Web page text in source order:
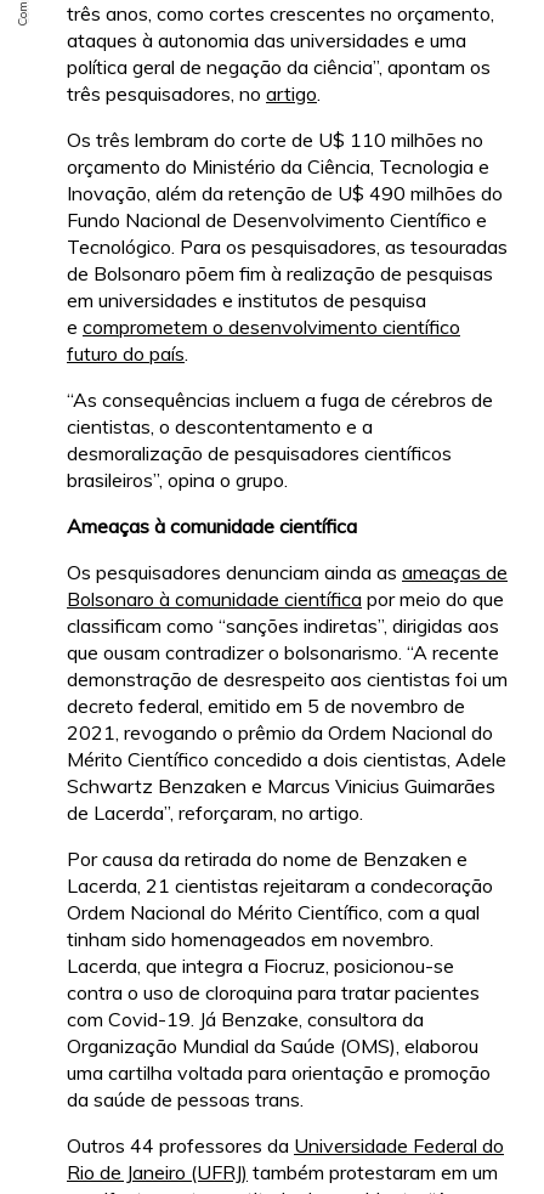
três anos, como cortes crescentes no orçamento,
ataques à autonomia das universidades e uma
política geral de negação da ciência”, apontam os
três pesquisadores, no artigo.
Os três lembram do corte de U$ 110 milhões no
orçamento do Ministério da Ciência, Tecnologia e
Inovação, além da retenção de U$ 490 milhões do
Fundo Nacional de Desenvolvimento Científico e
Tecnológico. Para os pesquisadores, as tesouradas
de Bolsonaro põem fim à realização de pesquisas
em universidades e institutos de pesquisa
e comprometem o desenvolvimento científico
futuro do país.
“As consequências incluem a fuga de cérebros de
cientistas, o descontentamento e a
desmoralização de pesquisadores científicos
brasileiros”, opina o grupo.
Ameaças à comunidade científica
Os pesquisadores denunciam ainda as ameaças de
Bolsonaro à comunidade científica por meio do que
classificam como “sanções indiretas”, dirigidas aos
que ousam contradizer o bolsonarismo. “A recente
demonstração de desrespeito aos cientistas foi um
decreto federal, emitido em 5 de novembro de
2021, revogando o prêmio da Ordem Nacional do
Mérito Científico concedido a dois cientistas, Adele
Schwartz Benzaken e Marcus Vinicius Guimarães
de Lacerda”, reforçaram, no artigo.
Por causa da retirada do nome de Benzaken e
Lacerda, 21 cientistas rejeitaram a condecoração
Ordem Nacional do Mérito Científico, com a qual
tinham sido homenageados em novembro.
Lacerda, que integra a Fiocruz, posicionou-se
contra o uso de cloroquina para tratar pacientes
com Covid-19. Já Benzake, consultora da
Organização Mundial da Saúde (OMS), elaborou
uma cartilha voltada para orientação e promoção
da saúde de pessoas trans.
Outros 44 professores da Universidade Federal do
Rio de Janeiro (UFRJ) também protestaram em um